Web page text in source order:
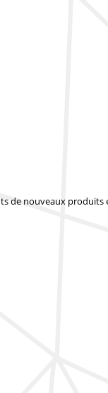
de nouveaux produits